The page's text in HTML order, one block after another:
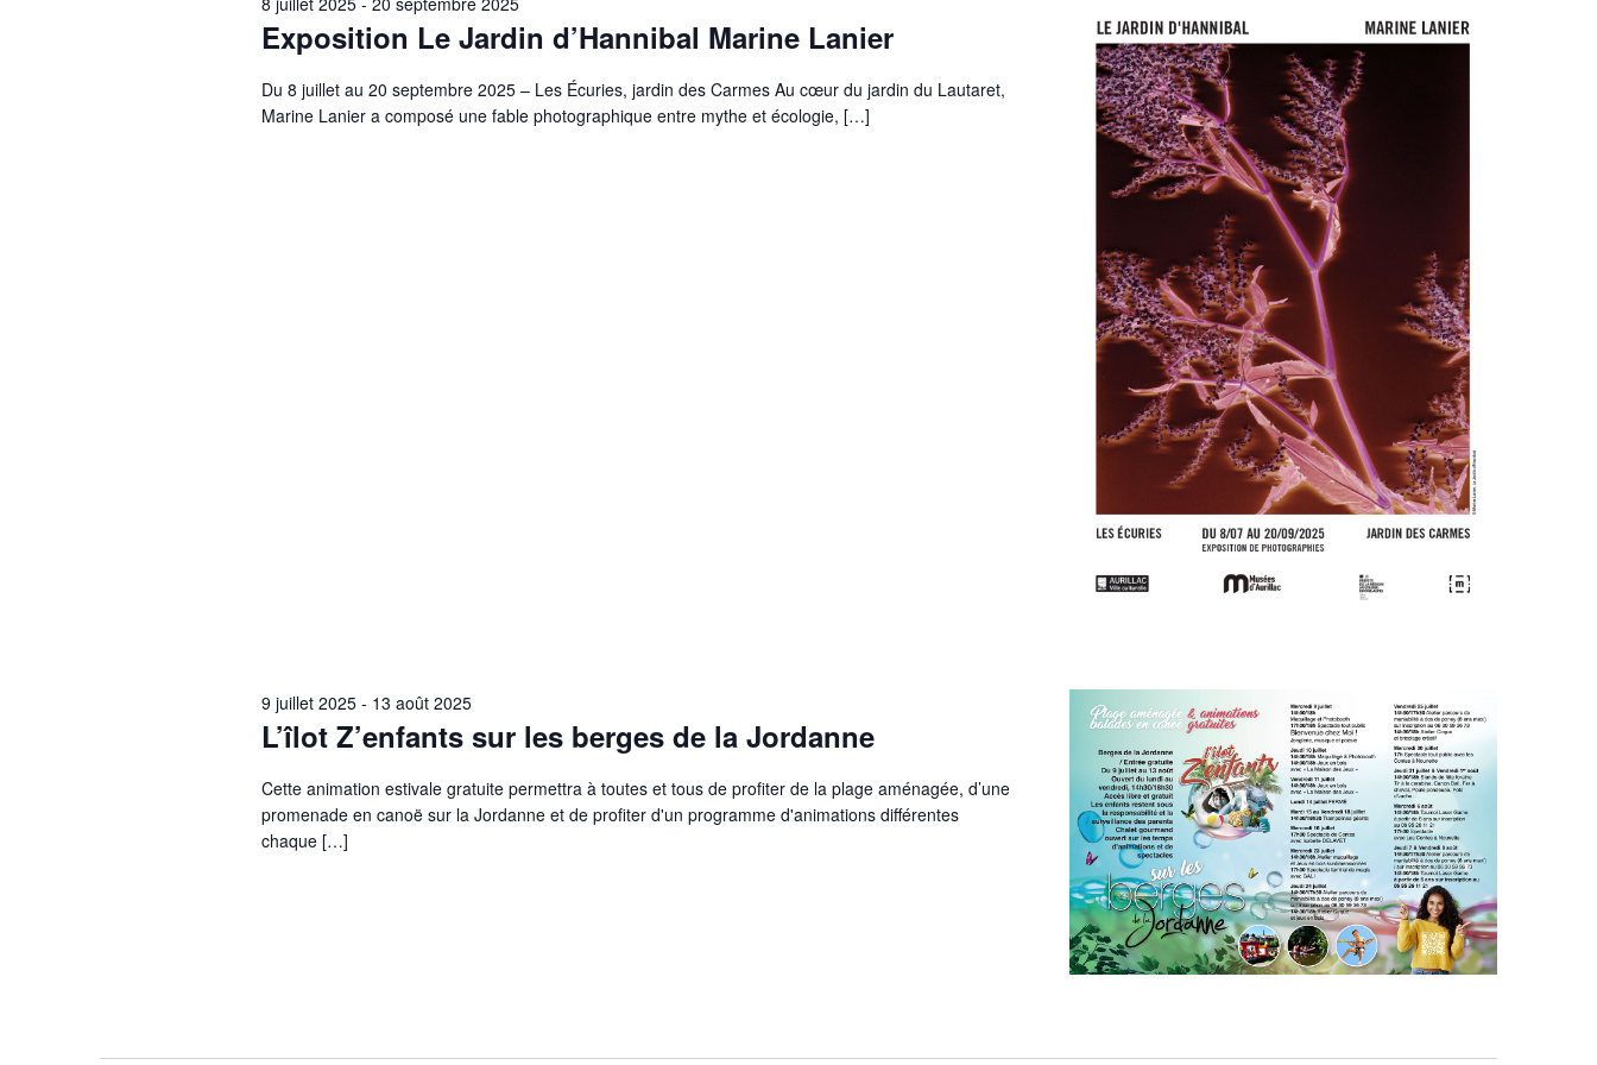
Exposition Le Jardin d’Hannibal Marine Lanier
Du 8 juillet au 20 septembre 2025 – Les Écuries, jardin des Carmes Au cœur du jardin du Lautaret,
Marine Lanier a composé une fable photographique entre mythe et écologie, […]
L’îlot Z’enfants sur les berges de la Jordanne
9 juillet 2025- 13 août 2025
Cette animation estivale gratuite permettra à toutes et tous de profiter de la plage aménagée, d’une
promenade en canoë sur la Jordanne et de profiter d'un programme d'animations différentes
chaque […]